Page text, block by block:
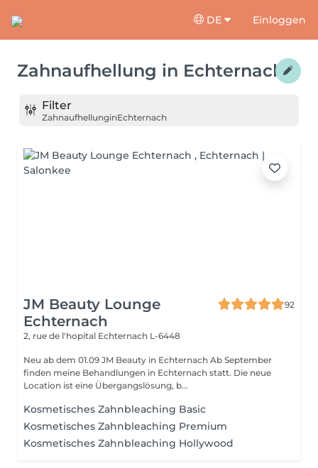
DE Einloggen
Zahnaufhellung in Echternach
Filter
ZahnaufhellunginEchternach
JM Beauty Lounge
Echternach
92
2, rue de l'hopital Echternach L-6448
Neu ab dem 01.09 JM Beauty in Echternach Ab September
finden meine Behandlungen in Echternach statt. Die neue
Location ist eine Übergangslösung, b...
Kosmetisches Zahnbleaching Basic
Kosmetisches Zahnbleaching Premium
Kosmetisches Zahnbleaching Hollywood